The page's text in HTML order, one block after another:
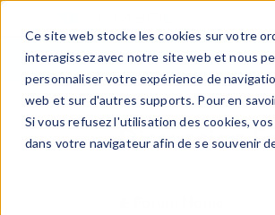
Ce site web stocke les cookies sur votre
interagissez avec notre site web et nous
personnaliser votre expérience de
web et sur d'autres supports. Pour en
Si vous refusez l'utilisation des cookies,
dans votre navigateur afin de se souvenir
Discussion